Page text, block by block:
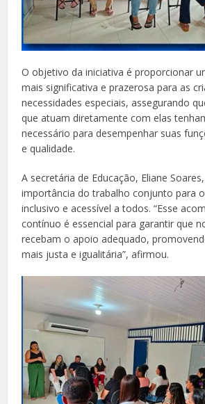
O objetivo da iniciativa é proporcionar
mais significativa e prazerosa para as
necessidades especiais, assegurando
que atuam diretamente com elas
necessário para desempenhar suas
e qualidade.
A secretária de Educação, Eliane
importância do trabalho conjunto para
inclusivo e acessível a todos. “Esse
contínuo é essencial para garantir que
recebam o apoio adequado,
mais justa e igualitária”, afirmou.